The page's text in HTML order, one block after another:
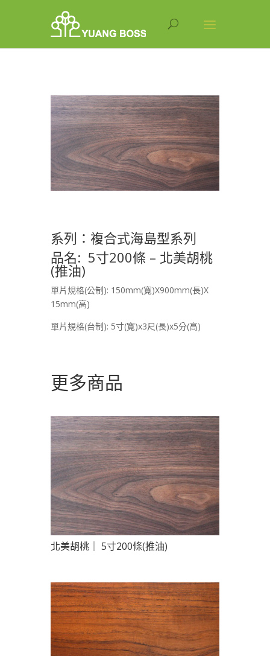
系列：複合式海島型系列
品名: 5寸200條 – 北美胡桃
(推油)
單片規格(公制): 150mm(寬)X900mm(長)X
15mm(高)
單片規格(台制): 5寸(寬)x3尺(長)x5分(高)
更多商品
北美胡桃｜ 5寸200條(推油)